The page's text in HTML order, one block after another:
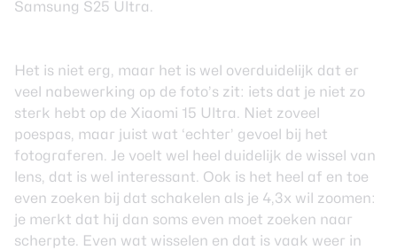
Samsung S25 Ultra.
Het is niet erg, maar het is wel overduidelijk dat er
veel nabewerking op de foto’s zit: iets dat je niet zo
sterk hebt op de Xiaomi 15 Ultra. Niet zoveel
poespas, maar juist wat ‘echter’ gevoel bij het
fotograferen. Je voelt wel heel duidelijk de wissel van
lens, dat is wel interessant. Ook is het heel af en toe
even zoeken bij dat schakelen als je 4,3x wil zoomen:
je merkt dat hij dan soms even moet zoeken naar
scherpte. Even wat wisselen en dat is vaak weer in